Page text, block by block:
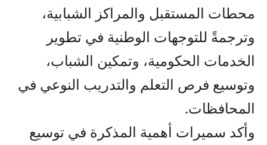
محطات المستقبل والمراكز الشبابية،
وترجمةً للتوجهات الوطنية في تطوير
الخدمات الحكومية، وتمكين الشباب،
وتوسيع فرص التعلم والتدريب النوعي في
المحافظات.
وأكد سميرات أهمية المذكرة في توسيع